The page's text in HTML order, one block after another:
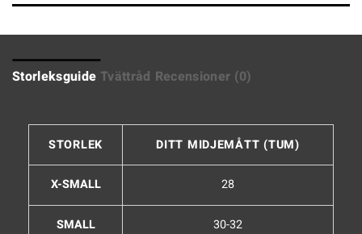
Storleksguide Tvättråd Recensioner (0)
STORLEK DITT MIDJEMÅTT (TUM)
X-SMALL 28
SMALL 30-32